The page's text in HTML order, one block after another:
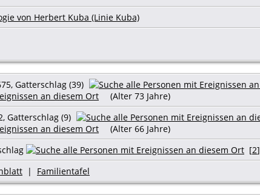
von Herbert Kuba (Linie Kuba)
Gatterschlag (39)
(Alter 73 Jahre)
Gatterschlag (9)
(Alter 66 Jahre)
[2]
| Familientafel